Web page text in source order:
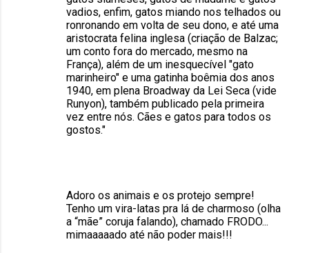
vadios, enfim, gatos miando nos telhados ou
ronronando em volta de seu dono, e até uma
aristocrata felina inglesa (criação de Balzac;
um conto fora do mercado, mesmo na
França), além de um inesquecível "gato
marinheiro" e uma gatinha boêmia dos anos
1940, em plena Broadway da Lei Seca (vide
Runyon), também publicado pela primeira
vez entre nós. Cães e gatos para todos os
gostos."
Adoro os animais e os protejo sempre!
Tenho um vira-latas pra lá de charmoso (olha
a “mãe” coruja falando), chamado FRODO...
mimaaaaado até não poder mais!!!